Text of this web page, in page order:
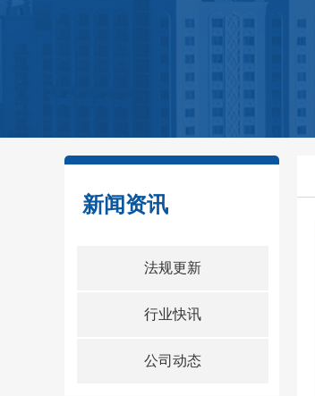
新闻资讯
法规更新
行业快讯
公司动态